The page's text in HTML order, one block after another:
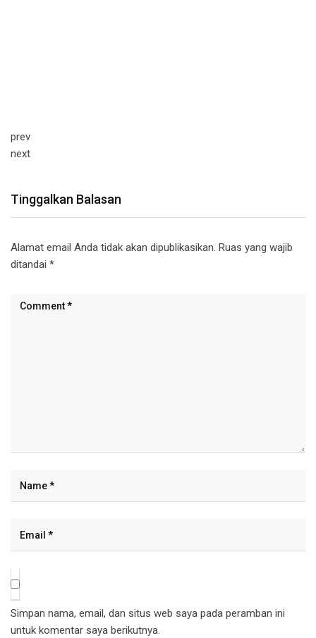
prev
next
Tinggalkan Balasan
Alamat email Anda tidak akan dipublikasikan. Ruas yang wajib
ditandai *
Simpan nama, email, dan situs web saya pada peramban ini
untuk komentar saya berikutnya.